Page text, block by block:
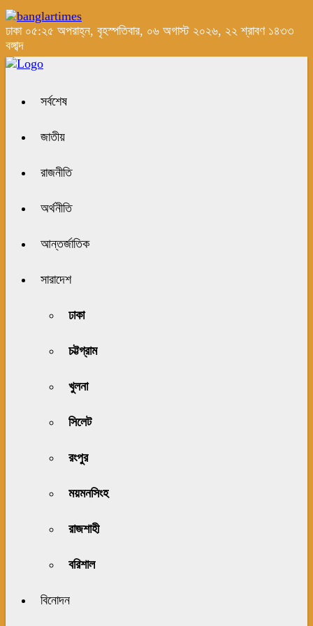
ঢাকা ০৫:২৫ অপরাহ্ন, বৃহস্পতিবার, ০৬ অগাস্ট ২০২৬, ২২ শ্রাবণ ১৪৩৩
বঙ্গাব্দ
সর্বশেষ
জাতীয়
রাজনীতি
অর্থনীতি
আন্তর্জাতিক
সারাদেশ
ঢাকা
চট্টগ্রাম
খুলনা
সিলেট
রংপুর
ময়মনসিংহ
রাজশাহী
বরিশাল
বিনোদন